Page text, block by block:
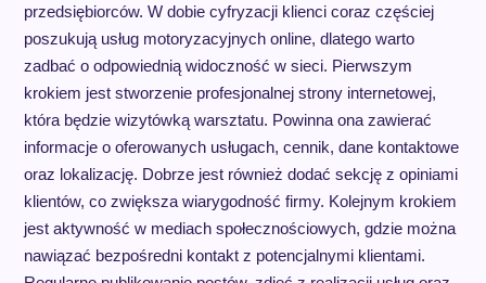
przedsiębiorców. W dobie cyfryzacji klienci coraz częściej
poszukują usług motoryzacyjnych online, dlatego warto
zadbać o odpowiednią widoczność w sieci. Pierwszym
krokiem jest stworzenie profesjonalnej strony internetowej,
która będzie wizytówką warsztatu. Powinna ona zawierać
informacje o oferowanych usługach, cennik, dane kontaktowe
oraz lokalizację. Dobrze jest również dodać sekcję z opiniami
klientów, co zwiększa wiarygodność firmy. Kolejnym krokiem
jest aktywność w mediach społecznościowych, gdzie można
nawiązać bezpośredni kontakt z potencjalnymi klientami.